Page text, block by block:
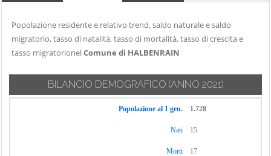
Popolazione residente e relativo trend, saldo naturale e saldo
migratorio, tasso di natalità, tasso di mortalità, tasso di crescita e
tasso migratorionelComune di HALBENRAIN
BILANCIO DEMOGRAFICO (ANNO 2021)
Popolazione al 1 gen. 1.728
Nati 15
Morti 17